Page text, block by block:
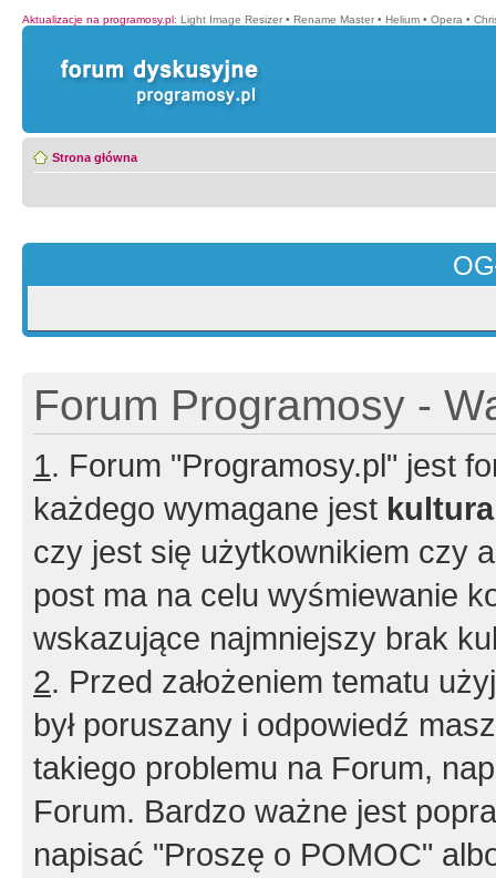
Aktualizacje na programosy.pl: Light Image Resizer • Rename Master • Helium • Opera •
Strona główna
Forum Programosy -
1. Forum "Programosy.pl" jest
każdego wymagane jest
czy jest się użytkownikiem czy
post ma na celu wyśmiewanie
wskazujące najmniejszy brak
2. Przed założeniem tematu
był poruszany i odpowiedź
takiego problemu na Forum,
Forum. Bardzo ważne jest
napisać "Proszę o POMOC"